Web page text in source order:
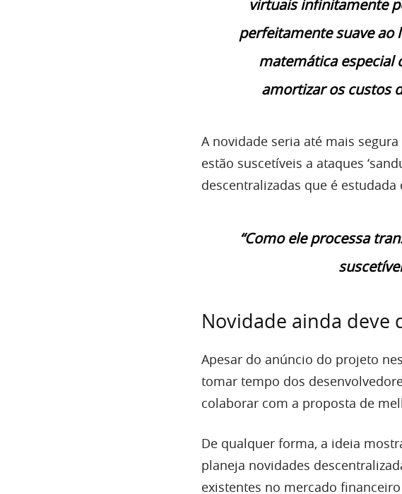
virtuais infinitamente
perfeitamente suave ao
matemática especial
amortizar os custos
A novidade seria até mais
estão suscetíveis a ataques
descentralizadas que é estudada
“Como ele processa
Novidade ainda deve
Apesar do anúncio do projeto
tomar tempo dos
colaborar com a proposta de
De qualquer forma, a ideia
planeja novidades
existentes no mercado